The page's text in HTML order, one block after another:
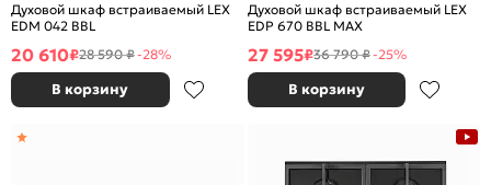
Духовой шкаф встраиваемый LEX
EDM 042 BBL
20 610₽28 590 ₽-28%
В корзину
Духовой шкаф встраиваемый LEX
EDP 670 BBL MAX
27 595₽36 790 ₽-25%
В корзину